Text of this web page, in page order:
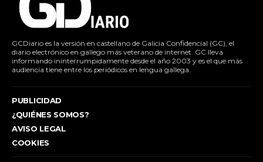
GCDiario es la versión en castellano de Galicia Confidencial (GC), el
diario electrónico en gallego más veterano de internet. GC lleva
informando ininterrumpidamente desde el año 2003 y es el que más
audiencia tiene entre los periódicos en lengua gallega.
PUBLICIDAD
¿QUIÉNES SOMOS?
AVISO LEGAL
COOKIES